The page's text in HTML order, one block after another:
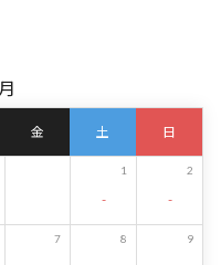
月
金 土 日
1
-
2
-
7 8 9